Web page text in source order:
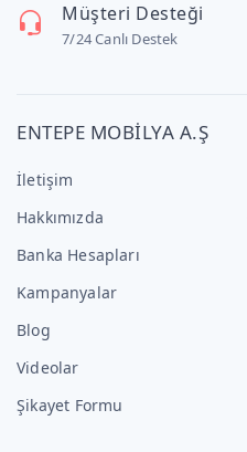
Müşteri Desteği
7/24 Canlı Destek
ENTEPE MOBİLYA A.Ş
İletişim
Hakkımızda
Banka Hesapları
Kampanyalar
Blog
Videolar
Şikayet Formu